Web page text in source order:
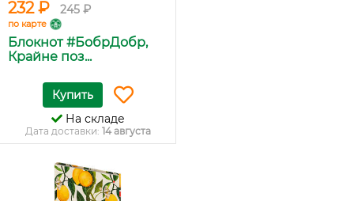
232 ₽ 245 ₽
по карте
Блокнот #БобрДобр,
Крайне поз...
Купить
На складе
Дата доставки: 14 августа